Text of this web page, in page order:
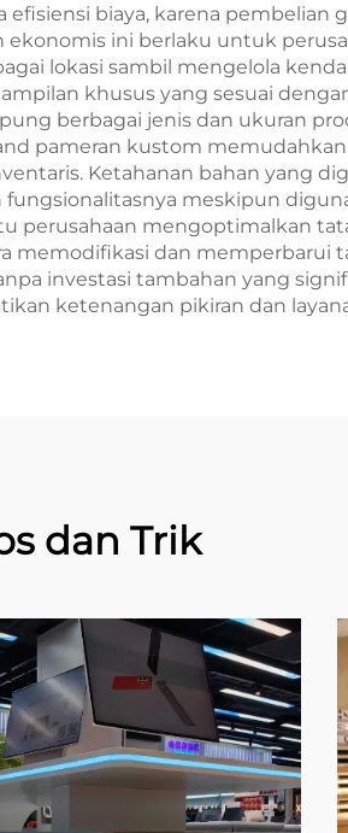
biaya, karena pembelian
ini berlaku untuk
lokasi sambil mengelola
khusus yang sesuai
berbagai jenis dan ukuran
pameran kustom
Ketahanan bahan yang
meskipun
perusahaan mengoptimalkan
memodifikasi dan
investasi tambahan yang
ketenangan pikiran dan
dan Trik